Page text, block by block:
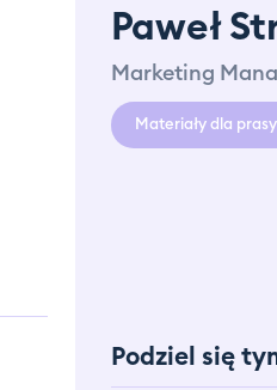
Paweł
Marketing
Materiały dla prasy
Podziel się